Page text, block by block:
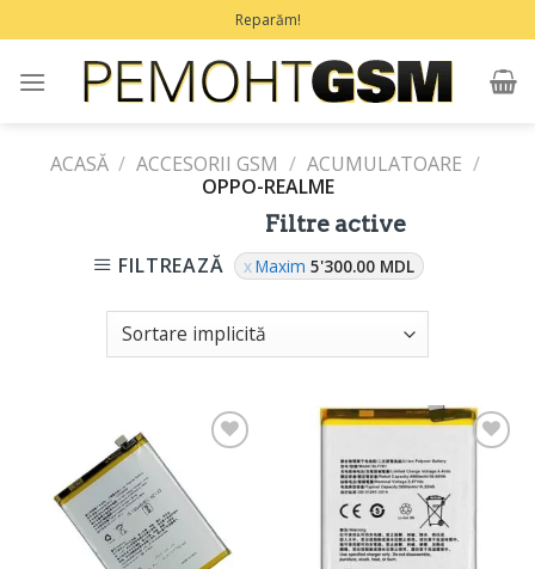
la
conținut
Reparăm!
ACASĂ / ACCESORII GSM / ACUMULATOARE /
OPPO-REALME
FILTREAZĂ
Filtre active
Maxim5'300.00 MDL
Favorite
Favorite